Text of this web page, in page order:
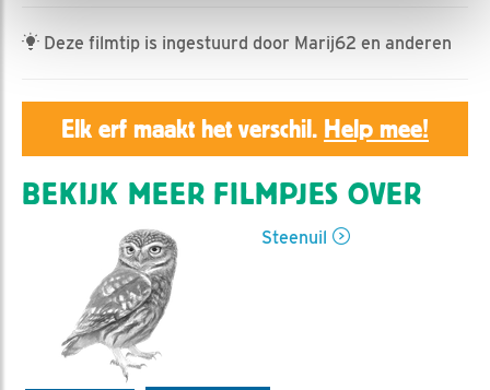
Deze filmtip is ingestuurd door Marij62 en anderen
Elk erf maakt het verschil. Help mee!
BEKIJK MEER FILMPJES OVER
Steenuil